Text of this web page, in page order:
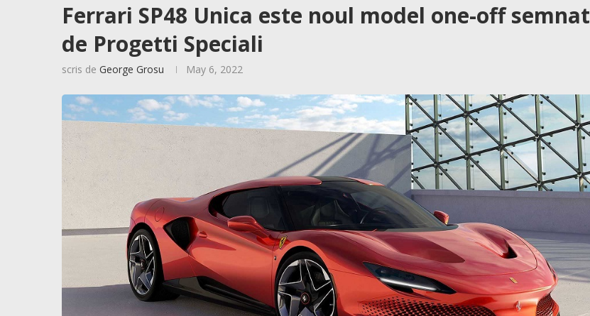
Ferrari SP48 Unica este noul model one-off semnat
de Progetti Speciali
scris de George Grosu May 6, 2022